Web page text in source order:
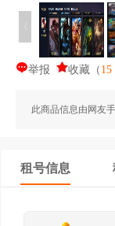
〈
举报 收藏 （ 15
此商品信息由网友
租号信息